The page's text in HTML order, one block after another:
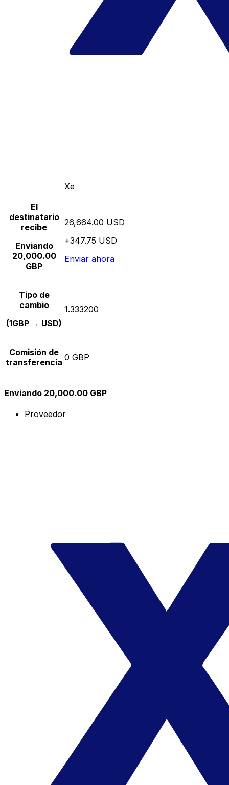
Xe
El
destinatario
recibe
Enviando
20,000.00
GBP
26,664.00 USD
+347.75 USD
Enviar ahora
Tipo de
cambio
(1GBP → USD)
1.333200
Comisión de
transferencia 0 GBP
Enviando 20,000.00 GBP
Proveedor